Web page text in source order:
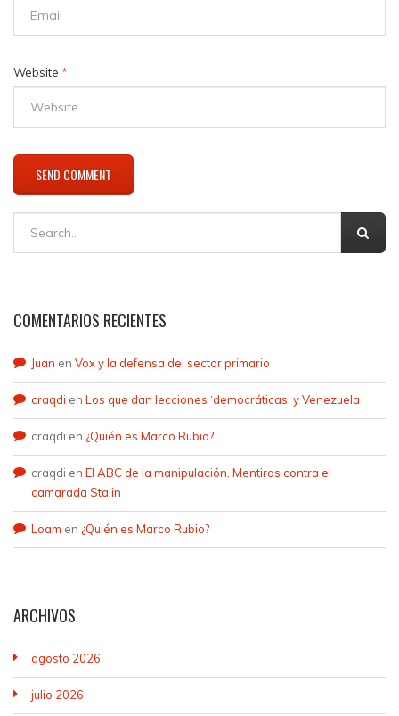
Website *
COMENTARIOS RECIENTES
Juan en Vox y la defensa del sector primario
craqdi en Los que dan lecciones ‘democráticas’ y Venezuela
craqdi en ¿Quién es Marco Rubio?
craqdi en El ABC de la manipulación. Mentiras contra el
camarada Stalin
Loam en ¿Quién es Marco Rubio?
ARCHIVOS
agosto 2026
julio 2026